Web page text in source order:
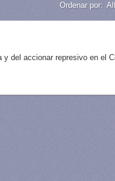
Ordenar por:
del accionar represivo en el